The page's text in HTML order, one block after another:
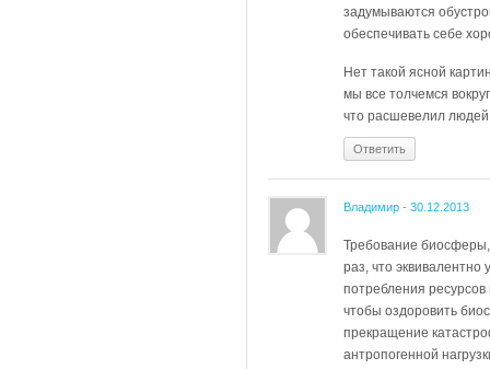
задумываются
обеспечивать себе
Нет такой ясной
мы все толчемся
что расшевелил
Ответить
Владимир - 30.12.2013
Требование биосферы,
раз, что
потребления
чтобы оздоровить
прекращение
антропогенной